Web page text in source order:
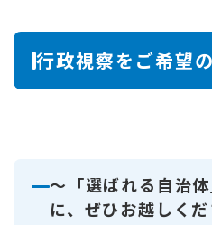
本
行政視察をご希望
～「選ばれる自治
に、ぜひお越しく